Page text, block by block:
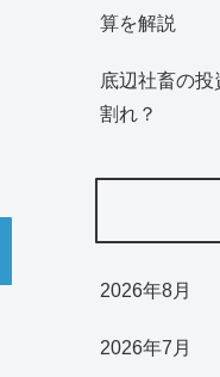
算を解説
底辺社畜の
割れ？
2026年8月
2026年7月